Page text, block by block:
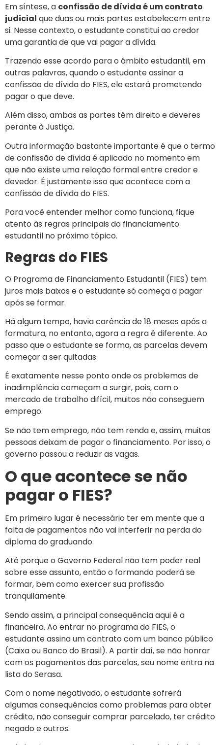
Em síntese, a confissão de dívida é um contrato
judicial que duas ou mais partes estabelecem entre
si. Nesse contexto, o estudante constitui ao credor
uma garantia de que vai pagar a dívida.
Trazendo esse acordo para o âmbito estudantil, em
outras palavras, quando o estudante assinar a
confissão de dívida do FIES, ele estará prometendo
pagar o que deve.
Além disso, ambas as partes têm direito e deveres
perante à Justiça.
Outra informação bastante importante é que o termo
de confissão de dívida é aplicado no momento em
que não existe uma relação formal entre credor e
devedor. É justamente isso que acontece com a
confissão de dívida do FIES.
Para você entender melhor como funciona, fique
atento às regras principais do financiamento
estudantil no próximo tópico.
Regras do FIES
O Programa de Financiamento Estudantil (FIES) tem
juros mais baixos e o estudante só começa a pagar
após se formar.
Há algum tempo, havia carência de 18 meses após a
formatura, no entanto, agora a regra é diferente. Ao
passo que o estudante se forma, as parcelas devem
começar a ser quitadas.
É exatamente nesse ponto onde os problemas de
inadimplência começam a surgir, pois, com o
mercado de trabalho difícil, muitos não conseguem
emprego.
Se não tem emprego, não tem renda e, assim, muitas
pessoas deixam de pagar o financiamento. Por isso, o
governo passou a reduzir as vagas.
O que acontece se não
pagar o FIES?
Em primeiro lugar é necessário ter em mente que a
falta de pagamentos não vai interferir na perda do
diploma do graduando.
Até porque o Governo Federal não tem poder real
sobre esse assunto, então o formando poderá se
formar, bem como exercer sua profissão
tranquilamente.
Sendo assim, a principal consequência aqui é a
financeira. Ao entrar no programa do FIES, o
estudante assina um contrato com um banco público
(Caixa ou Banco do Brasil). A partir daí, se não honrar
com os pagamentos das parcelas, seu nome entra na
lista do Serasa.
Com o nome negativado, o estudante sofrerá
algumas consequências como problemas para obter
crédito, não conseguir comprar parcelado, ter crédito
negado e outros.